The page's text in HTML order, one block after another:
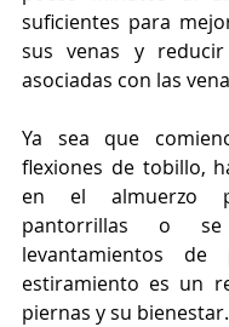
suficientes para
sus venas y
asociadas con las
Ya sea que
flexiones de tobillo,
en el almuerzo
pantorrillas o
levantamientos de
estiramiento es un
piernas y su bienestar.